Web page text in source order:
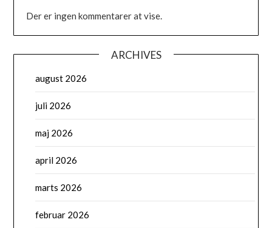
Der er ingen kommentarer at vise.
ARCHIVES
august 2026
juli 2026
maj 2026
april 2026
marts 2026
februar 2026